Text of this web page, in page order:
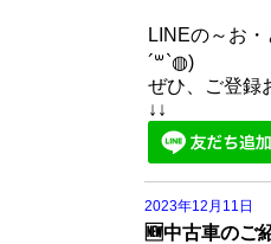
LINEの～お
´꒳`◍)
ぜひ、ご登録
↓↓
2023年12月11日
🆕中古車のご